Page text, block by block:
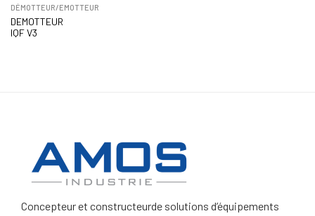
DÉMOTTEUR/EMOTTEUR
DEMOTTEUR
IQF V3
Concepteur et constructeurde solutions d’équipements